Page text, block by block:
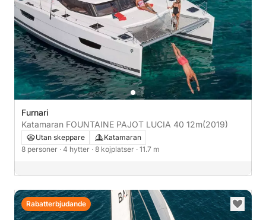
Furnari
Katamaran FOUNTAINE PAJOT LUCIA 40 12m(2019)
Utan skeppare
Katamaran
8 personer · 4 hytter · 8 kojplatser · 11.7 m
Rabatterbjudande